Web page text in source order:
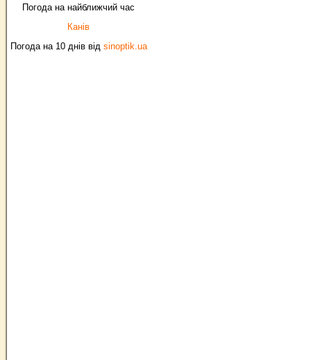
Погода на найближчий час
Канів
Погода на 10 днів від sinoptik.ua